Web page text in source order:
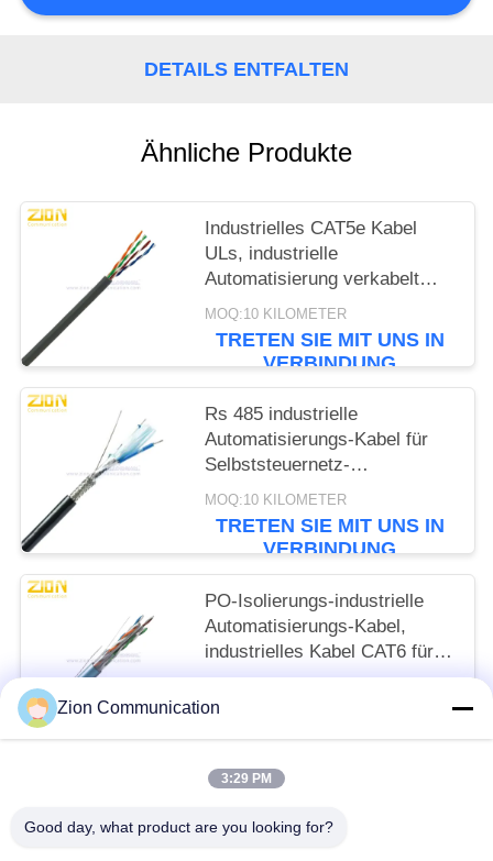
DETAILS ENTFALTEN
Ähnliche Produkte
Industrielles CAT5e Kabel
ULs, industrielle
Automatisierung verkabelt
graue Jacke
MOQ:10 KILOMETER
TRETEN SIE MIT UNS IN
VERBINDUNG
Rs 485 industrielle
Automatisierungs-Kabel für
Selbststeuernetz-
Kommunikation des
Gebäudes
MOQ:10 KILOMETER
TRETEN SIE MIT UNS IN
VERBINDUNG
PO-Isolierungs-industrielle
Automatisierungs-Kabel,
industrielles Kabel CAT6 für
langes Leben
TRETEN SIE MIT UNS IN
VERBINDUNG
Zion Communication
3:29 PM
Good day, what product are you looking for?